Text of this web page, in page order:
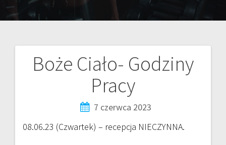
Boże Ciało- Godziny
Pracy
7 czerwca 2023
08.06.23 (Czwartek) – recepcja NIECZYNNA.